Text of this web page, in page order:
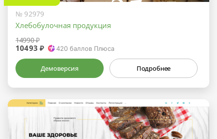
№ 92979
Хлебобулочная продукция
14990 ₽
10493 ₽ 420 баллов Плюса
Демоверсия Подробнее